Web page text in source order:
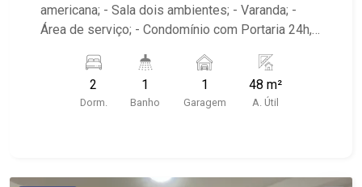
americana; - Sala dois ambientes; - Varanda; -
Área de serviço; - Condomínio com Portaria 24h,
Próximo à DaniBe FullStore, Bola na Grama
Bonfim, Baterias Batex, supermercado Gricki e
Centro de Bonfim;
2
Dorm.
1
Banho
1
Garagem
48 m²
A. Útil